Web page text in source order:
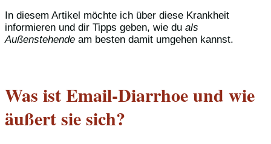
In diesem Artikel möchte ich über diese Krankheit
informieren und dir Tipps geben, wie du als
Außenstehende am besten damit umgehen kannst.
Was ist Email-Diarrhoe und wie
äußert sie sich?